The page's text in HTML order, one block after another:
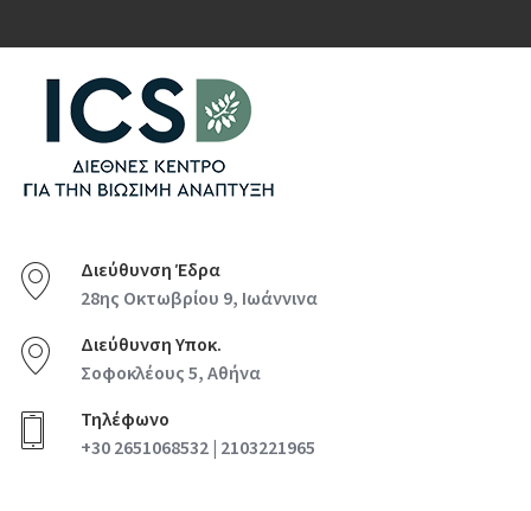
Διεύθυνση Έδρα
28ης Οκτωβρίου 9, Ιωάννινα
Διεύθυνση Υποκ.
Σοφοκλέους 5, Αθήνα
Τηλέφωνο
+30 2651068532 | 2103221965